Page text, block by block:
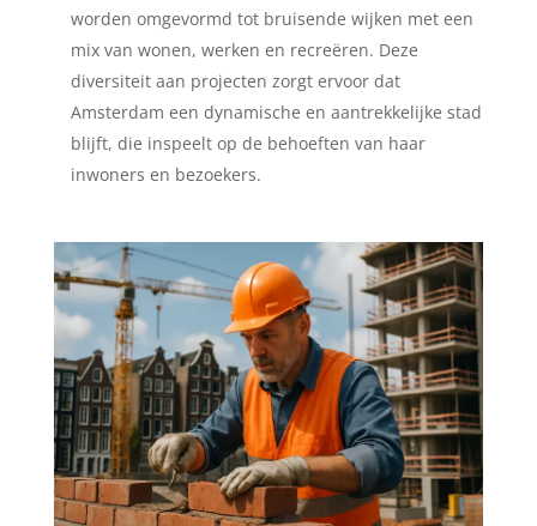
worden omgevormd tot bruisende wijken met een
mix van wonen, werken en recreëren. Deze
diversiteit aan projecten zorgt ervoor dat
Amsterdam een dynamische en aantrekkelijke stad
blijft, die inspeelt op de behoeften van haar
inwoners en bezoekers.